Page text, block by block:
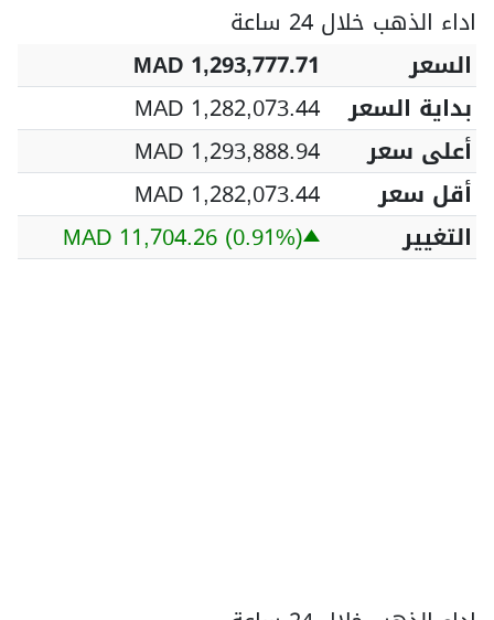
اداء الذهب خلال 24 ساعة
السعر
MAD 1,293,777.71
بداية السعر
MAD 1,282,073.44
أعلى سعر
MAD 1,293,888.94
أقل سعر
MAD 1,282,073.44
التغيير
MAD 11,704.26 (0.91%)